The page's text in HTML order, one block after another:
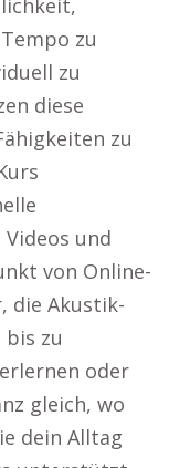
zu
zu
diese
zu
und
von Online-
die Akustik-
zu
oder
gleich, wo
dein Alltag